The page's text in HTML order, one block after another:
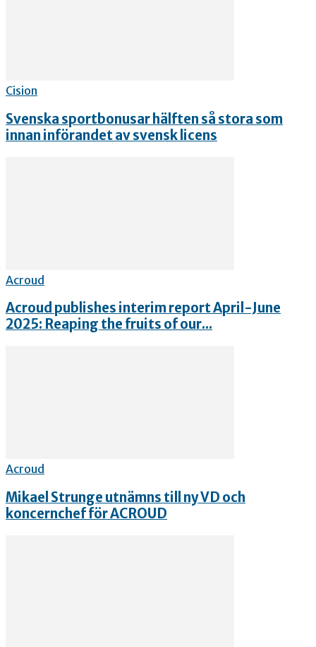
Cision
Svenska sportbonusar hälften så stora som
innan införandet av svensk licens
Acroud
Acroud publishes interim report April-June
2025: Reaping the fruits of our...
Acroud
Mikael Strunge utnämns till ny VD och
koncernchef för ACROUD